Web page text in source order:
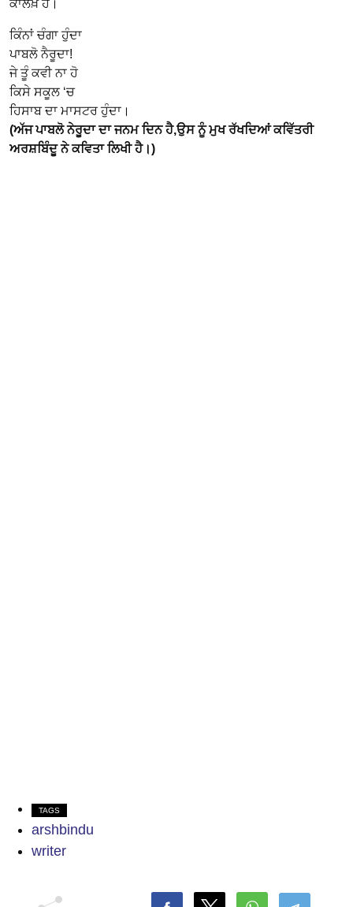
ਕਾਲਖ਼ ਹੈ।
ਕਿੰਨਾਂ ਚੰਗਾ ਹੁੰਦਾ
ਪਾਬਲੋ ਨੈਰੂਦਾ!
ਜੇ ਤੂੰ ਕਵੀ ਨਾ ਹੋ
ਕਿਸੇ ਸਕੂਲ ‘ਚ
ਹਿਸਾਬ ਦਾ ਮਾਸਟਰ ਹੁੰਦਾ।
(ਅੱਜ ਪਾਬਲੋ ਨੇਰੂਦਾ ਦਾ ਜਨਮ ਦਿਨ ਹੈ,ਉਸ ਨੂੰ ਮੁਖ ਰੱਖਦਿਆਂ ਕਵਿੱਤਰੀ
ਅਰਸ਼ਬਿੰਦੂ ਨੇ ਕਵਿਤਾ ਲਿਖੀ ਹੈ।)
TAGS
arshbindu
writer